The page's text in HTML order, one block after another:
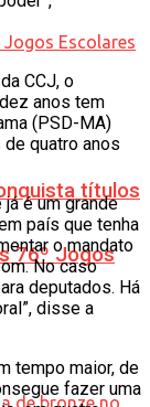
títulos
76º Jogos
CCJ, o
anos tem
(PSD-MA)
quatro anos
é um grande
país que tenha
o mandato
No caso
deputados. Há
disse a
tempo maior, de
fazer uma